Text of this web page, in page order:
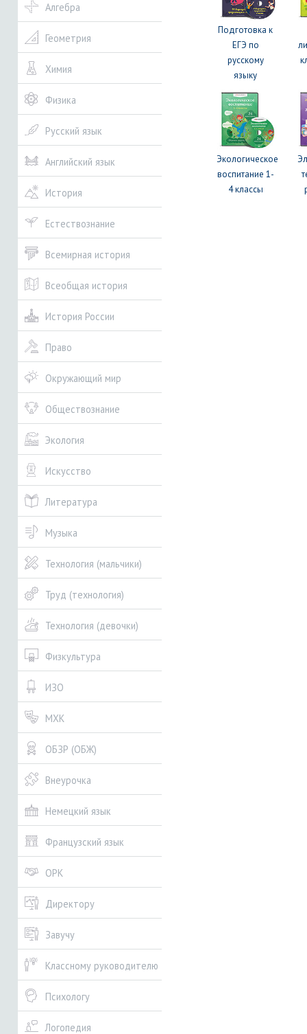
Алгебра
Геометрия
Химия
Физика
Русский язык
Английский язык
История
Естествознание
Всемирная история
Всеобщая история
История России
Право
Окружающий мир
Обществознание
Экология
Искусство
Литература
Музыка
Технология (мальчики)
Труд (технология)
Технология (девочки)
Физкультура
ИЗО
МХК
ОБЗР (ОБЖ)
Внеурочка
Немецкий язык
Французский язык
ОРК
Директору
Завучу
Классному руководителю
Психологу
Логопедия
Подготовка к
ЕГЭ по
русскому
языку
Экологическое
воспитание 1-
4 классы